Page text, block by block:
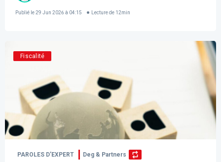
Publié le29 Jun 2026 à 04:15 Lecture de 12min
Fiscalité
PAROLES D’EXPERT Deg & Partners